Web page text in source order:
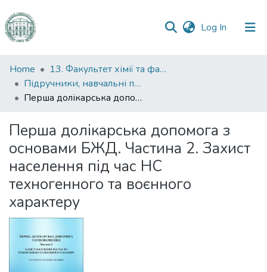
Log In (current)
Communities
&
Collections
Statistics
Home
13. Факультет хімії та фармації
Підручники, навчальні посібники та інші науково- та навчально-методичні праці ФХФ
Перша долікарська допомога з основами БЖД. Частина 2. Захист населення під час НС техногенного та воєнного характеру
Перша долікарська допомога з
основами БЖД. Частина 2. Захист
населення під час НС
техногенного та воєнного
характеру